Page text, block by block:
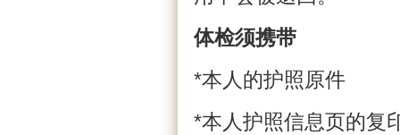
体检须携带
*本人的护照原件
*本人护照信息页的复